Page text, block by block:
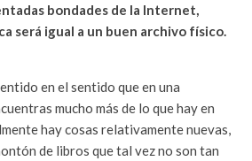
bondades de la Internet,
será igual a un buen archivo físico.
en el sentido que en una
mucho más de lo que hay en
hay cosas relativamente nuevas,
de libros que tal vez no son tan